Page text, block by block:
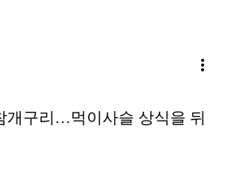
more_vert
개구리…먹이사슬 상식을 뒤